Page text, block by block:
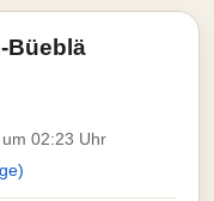
Büeblä
02:23 Uhr